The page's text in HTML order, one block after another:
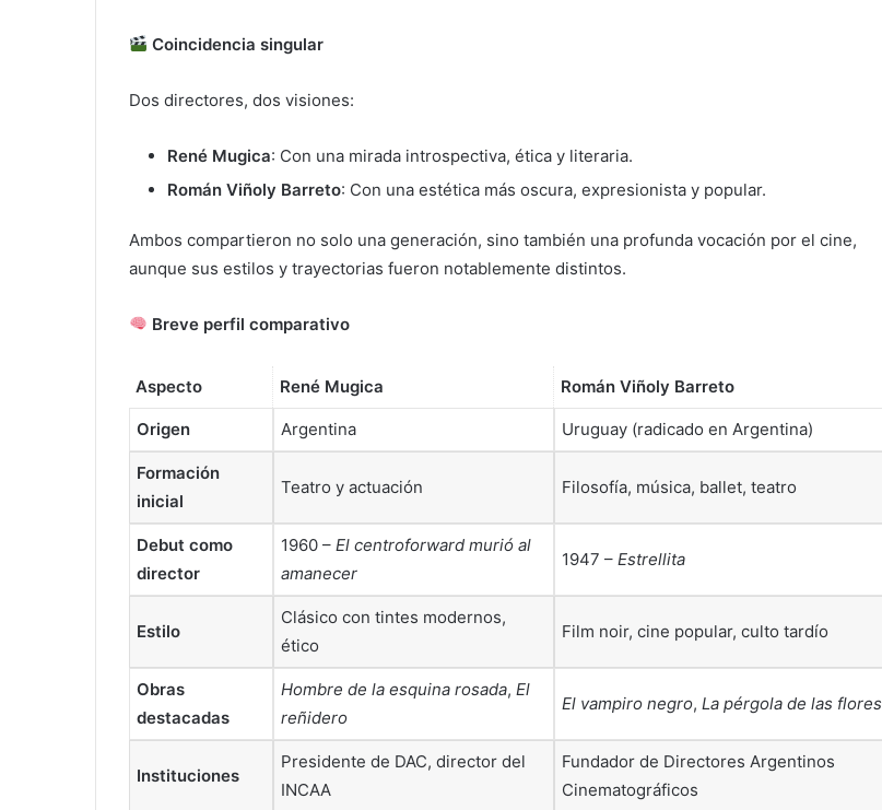
Coincidencia singular
Dos directores, dos visiones:
René Mugica: Con una mirada introspectiva, ética y literaria.
Román Viñoly Barreto: Con una estética más oscura, expresionista y popular.
Ambos compartieron no solo una generación, sino también una profunda vocación por el cine,
aunque sus estilos y trayectorias fueron notablemente distintos.
Breve perfil comparativo
Aspecto René Mugica Román Viñoly Barreto
Origen Argentina Uruguay (radicado en Argentina)
Formación
inicial
Teatro y actuación Filosofía, música, ballet, teatro
Debut como
director
1960 – El centroforward murió al
amanecer
1947 – Estrellita
Estilo
Clásico con tintes modernos,
ético
Film noir, cine popular, culto tardío
Obras
destacadas
Hombre de la esquina rosada, El
reñidero
El vampiro negro, La pérgola de las flores
Instituciones
Presidente de DAC, director del
INCAA
Fundador de Directores Argentinos
Cinematográficos